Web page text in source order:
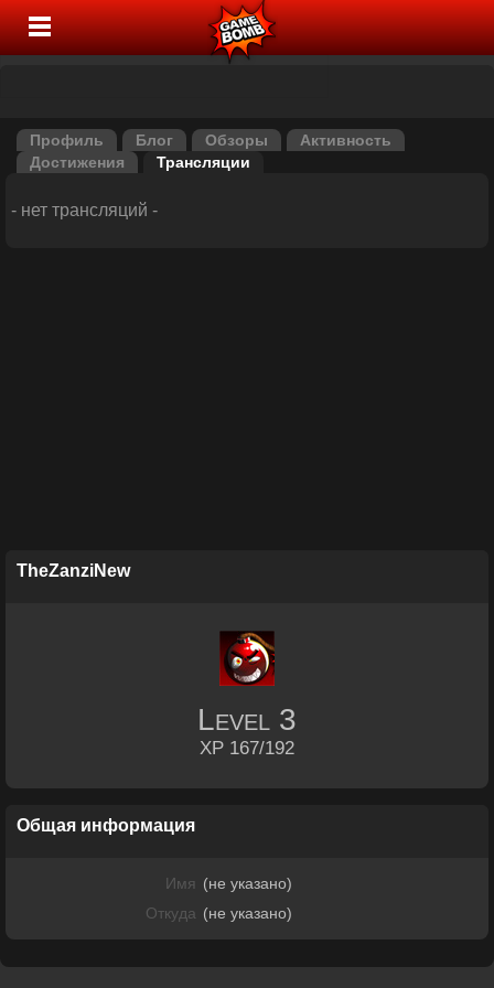
Профиль Блог Обзоры
Активность
Достижения
Трансляции
- нет трансляций -
TheZanziNew
Level 3
XP 167/192
Общая информация
Имя (не указано)
Откуда (не указано)